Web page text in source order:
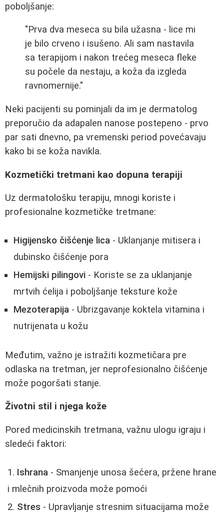
poboljšanje:
"Prva dva meseca su bila užasna - lice mi
je bilo crveno i isušeno. Ali sam nastavila
sa terapijom i nakon trećeg meseca fleke
su počele da nestaju, a koža da izgleda
ravnomernije."
Neki pacijenti su pominjali da im je dermatolog
preporučio da adapalen nanose postepeno - prvo
par sati dnevno, pa vremenski period povećavaju
kako bi se koža navikla.
Kozmetički tretmani kao dopuna terapiji
Uz dermatološku terapiju, mnogi koriste i
profesionalne kozmetičke tretmane:
Higijensko čišćenje lica - Uklanjanje mitisera i
dubinsko čišćenje pora
Hemijski pilingovi - Koriste se za uklanjanje
mrtvih ćelija i poboljšanje teksture kože
Mezoterapija - Ubrizgavanje koktela vitamina i
nutrijenata u kožu
Međutim, važno je istražiti kozmetičara pre
odlaska na tretman, jer neprofesionalno čišćenje
može pogoršati stanje.
Životni stil i njega kože
Pored medicinskih tretmana, važnu ulogu igraju i
sledeći faktori:
Ishrana - Smanjenje unosa šećera, pržene hrane
i mlečnih proizvoda može pomoći
Stres - Upravljanje stresnim situacijama može